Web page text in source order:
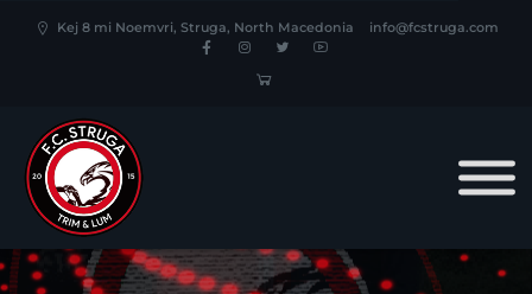
Kej 8 mi Noemvri, Struga, North Macedonia info@fcstruga.com